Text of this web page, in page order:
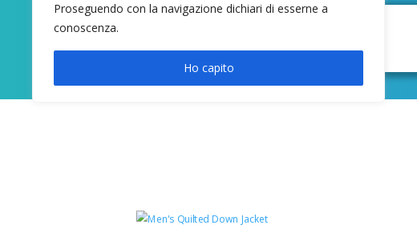
Proseguendo con la navigazione dichiari di esserne a
conoscenza.
Ho capito